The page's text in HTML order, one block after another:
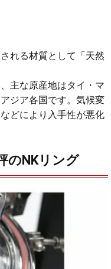
れる材質として「天然
主な原産地はタイ・マ
ジア各国です。気候変
どにより入手性が悪化
のNKリング